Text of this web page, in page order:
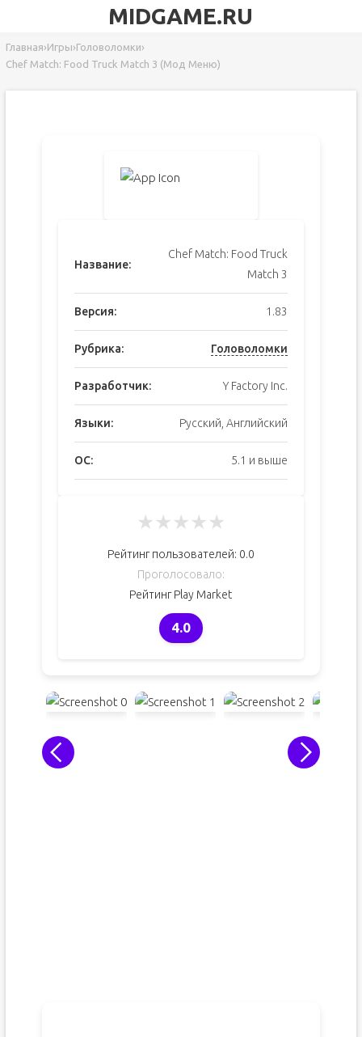
MIDGAME.RU
Главная›Игры›Головоломки›
Chef Match: Food Truck Match 3 (Мод Меню)
Название:
Chef Match: Food Truck
Match 3
Версия: 1.83
Рубрика: Головоломки
Разработчик: Y Factory Inc.
Языки: Русский, Английский
ОС: 5.1 и выше
★★★★★
Рейтинг пользователей: 0.0
Проголосовало:
Рейтинг Play Market
4.0